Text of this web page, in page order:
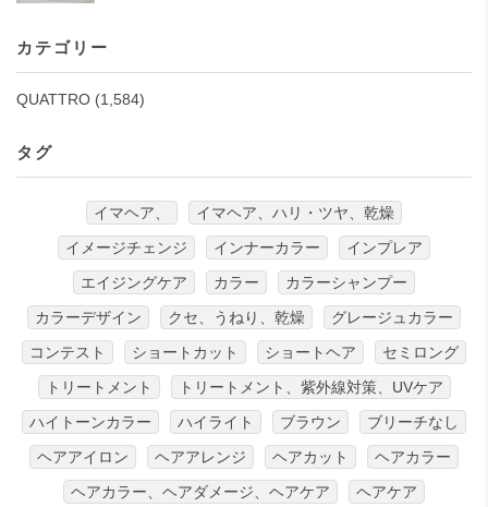
カテゴリー
QUATTRO (1,584)
タグ
イマヘア、
イマヘア、ハリ・ツヤ、乾燥
イメージチェンジ
インナーカラー
インプレア
エイジングケア
カラー
カラーシャンプー
カラーデザイン
クセ、うねり、乾燥
グレージュカラー
コンテスト
ショートカット ショートヘア
セミロング
トリートメント
トリートメント、紫外線対策、UVケア
ハイトーンカラー
ハイライト ブラウン
ブリーチなし
ヘアアイロン
ヘアアレンジ ヘアカット
ヘアカラー
ヘアカラー、ヘアダメージ、ヘアケア
ヘアケア